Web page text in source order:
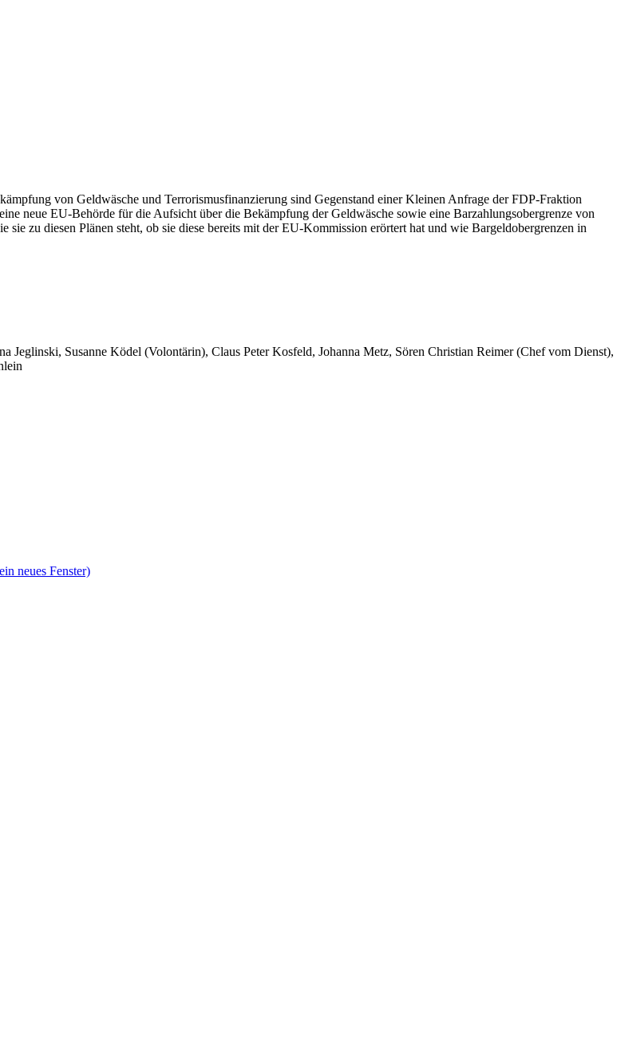
von Geldwäsche und Terrorismusfinanzierung sind Gegenstand einer Kleinen Anfrage der FDP-Fraktion
neue EU-Behörde für die Aufsicht über die Bekämpfung der Geldwäsche sowie eine Barzahlungsobergrenze von
zu diesen Plänen steht, ob sie diese bereits mit der EU-Kommission erörtert hat und wie Bargeldobergrenzen in
Jeglinski, Susanne Ködel (Volontärin), Claus Peter Kosfeld, Johanna Metz, Sören Christian Reimer (Chef vom Dienst),
neues Fenster)